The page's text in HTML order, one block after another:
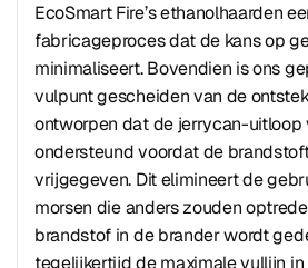
EcoSmart Fire’s ethanolhaarden
fabricageproces dat de kans op
minimaliseert. Bovendien is ons
vulpunt gescheiden van de
ontworpen dat de jerrycan-
ondersteund voordat de
vrijgegeven. Dit elimineert de
morsen die anders zouden
brandstof in de brander wordt
tegelijkertijd de maximale vullijn